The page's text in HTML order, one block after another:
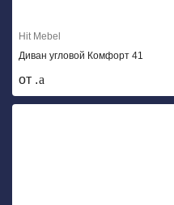
Hit Mebel
Диван угловой Комфорт 41
от .